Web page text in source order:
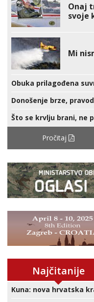
Onaj
svoje
Mi
Obuka prilagođena
Donošenje brze,
Što se krvlju brani, ne
Pročitaj
Najčitanije
Kuna: nova hrvatska